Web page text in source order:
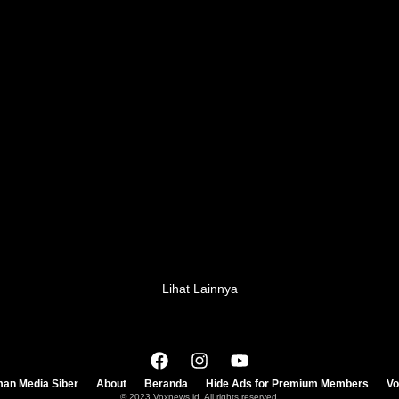
Lihat Lainnya
Media Siber About Beranda Hide Ads for Premium Members
© 2023 Voxnews.id. All rights reserved.